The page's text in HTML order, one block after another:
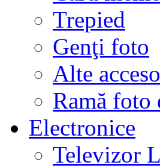
Trepied
Genţi foto
Alte
Ramă foto
Electronice
Televizor